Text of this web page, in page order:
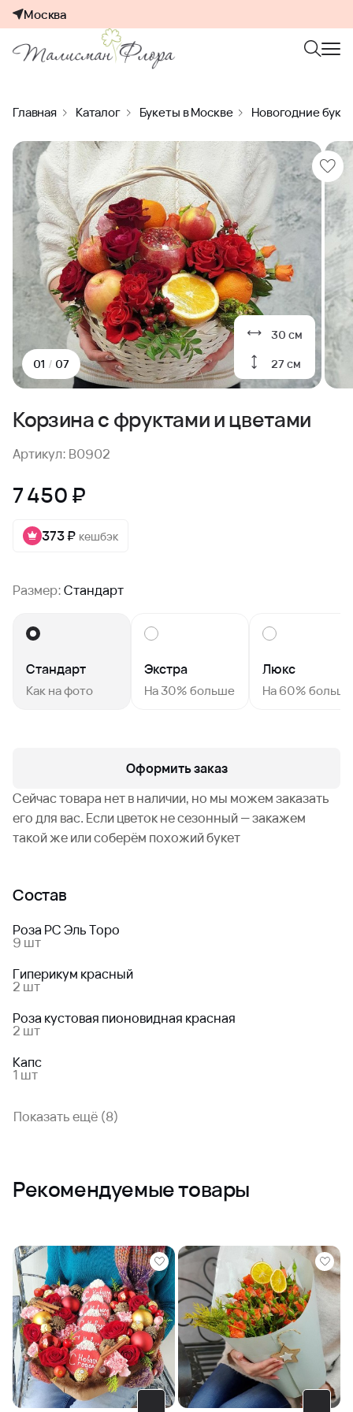
Москва
Главная Каталог Букеты в Москве Новогодние
30 см
27 см
01 / 07
Корзина с фруктами и цветами
Артикул: B0902
7 450 ₽
373 ₽ кешбэк
Размер:Стандарт
Стандарт
Как на фото
Экстра
На 30% больше
Люкс
На 60% больше
Оформить заказ
Сейчас товара нет в наличии, но мы можем заказать
его для вас. Если цветок не сезонный — закажем
такой же или соберём похожий букет
Состав
Роза РС Эль Торо
9 шт
Гиперикум красный
2 шт
Роза кустовая пионовидная красная
2 шт
Капс
1 шт
Показать ещё (8)
Рекомендуемые товары